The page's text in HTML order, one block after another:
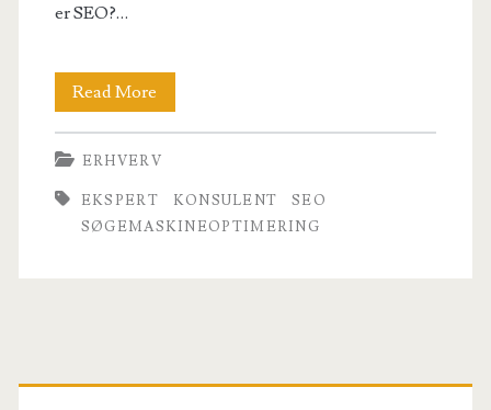
er SEO?…
Read More
er
en
SEO
ERHVERV
EKSPERT KONSULENT
SEO
SØGEMASKINEOPTIMERING
Primary